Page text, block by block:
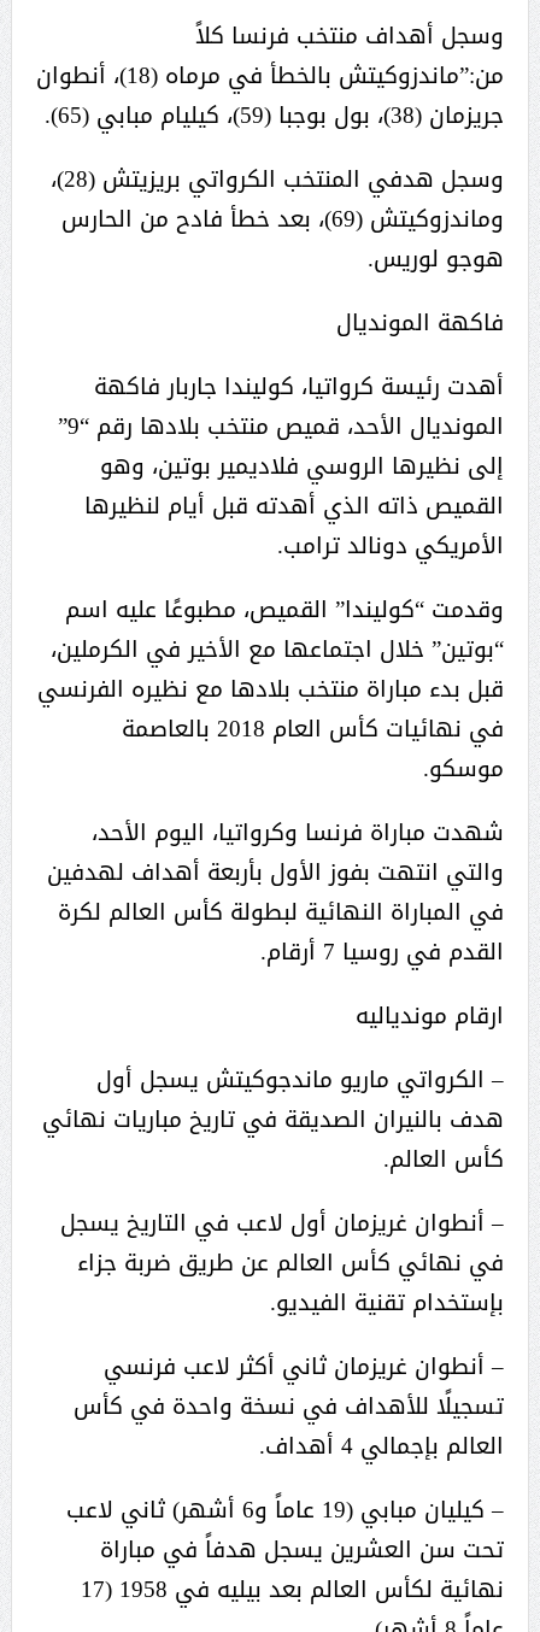
وسجل أهداف منتخب فرنسا كلاً
من:”ماندزوكيتش بالخطأ في مرماه (18)، أنطوان
جريزمان (38)، بول بوجبا (59)، كيليام مبابي (65).
وسجل هدفي المنتخب الكرواتي بريزيتش (28)،
وماندزوكيتش (69)، بعد خطأ فادح من الحارس
هوجو لوريس.
فاكهة المونديال
أهدت رئيسة كرواتيا، كوليندا جاربار فاكهة
المونديال الأحد، قميص منتخب بلادها رقم “9”
إلى نظيرها الروسي فلاديمير بوتين، وهو
القميص ذاته الذي أهدته قبل أيام لنظيرها
الأمريكي دونالد ترامب.
وقدمت “كوليندا” القميص، مطبوعًا عليه اسم
“بوتين” خلال اجتماعها مع الأخير في الكرملين،
قبل بدء مباراة منتخب بلادها مع نظيره الفرنسي
في نهائيات كأس العام 2018 بالعاصمة
موسكو.
شهدت مباراة فرنسا وكرواتيا، اليوم الأحد،
والتي انتهت بفوز الأول بأربعة أهداف لهدفين
في المباراة النهائية لبطولة كأس العالم لكرة
القدم في روسيا 7 أرقام.
ارقام موندياليه
– الكرواتي ماريو ماندجوكيتش يسجل أول
هدف بالنيران الصديقة في تاريخ مباريات نهائي
كأس العالم.
– أنطوان غريزمان أول لاعب في التاريخ يسجل
في نهائي كأس العالم عن طريق ضربة جزاء
بإستخدام تقنية الفيديو.
– أنطوان غريزمان ثاني أكثر لاعب فرنسي
تسجيلًا للأهداف في نسخة واحدة في كأس
العالم بإجمالي 4 أهداف.
– كيليان مبابي (19 عاماً و6 أشهر) ثاني لاعب
تحت سن العشرين يسجل هدفاً في مباراة
نهائية لكأس العالم بعد بيليه في 1958 (17